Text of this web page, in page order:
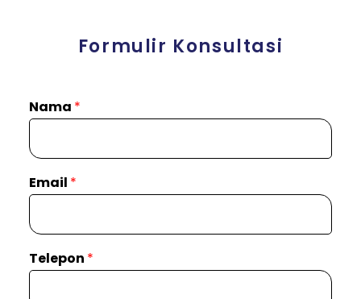
Formulir Konsultasi
Nama *
Email *
Telepon *